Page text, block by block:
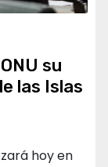
su
las Islas
hoy en